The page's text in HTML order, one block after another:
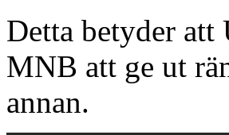
Detta betyder att
MNB att ge ut
annan.